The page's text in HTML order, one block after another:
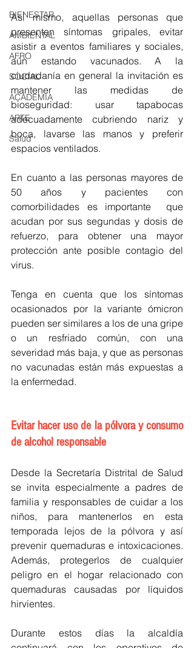
BIENESTAR
AMBIENTAL
AFRO
SOCIAL
ACADEMIA
ARTE
Salud
Así mismo, aquellas personas que
presenten síntomas gripales, evitar
asistir a eventos familiares y sociales,
aún estando vacunados. A la
ciudadanía en general la invitación es
mantener las medidas de
bioseguridad: usar tapabocas
adecuadamente cubriendo nariz y
boca, lavarse las manos y preferir
espacios ventilados.
En cuanto a las personas mayores de
50 años y pacientes con
comorbilidades es importante  que
acudan por sus segundas y dosis de
refuerzo, para obtener una mayor
protección ante posible contagio del
virus.
Tenga en cuenta que los síntomas
ocasionados por la variante ómicron
pueden ser similares a los de una gripe
o un resfriado común, con una
severidad más baja, y que as personas
no vacunadas están más expuestas a
la enfermedad.
Evitar hacer uso de la pólvora y consumo
de alcohol responsable
Desde la Secretaría Distrital de Salud
se invita especialmente a padres de
familia y responsables de cuidar a los
niños, para mantenerlos en esta
temporada lejos de la pólvora y así
prevenir quemaduras e intoxicaciones.
Además, protegerlos de cualquier
peligro en el hogar relacionado con
quemaduras causadas por líquidos
hirvientes.
Durante estos días la alcaldía